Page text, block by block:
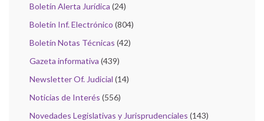
Boletín Alerta Jurídica (24)
Boletín Inf. Electrónico (804)
Boletín Notas Técnicas (42)
Gazeta informativa (439)
Newsletter Of. Judicial (14)
Noticias de Interés (556)
Novedades Legislativas y Jurisprudenciales (143)